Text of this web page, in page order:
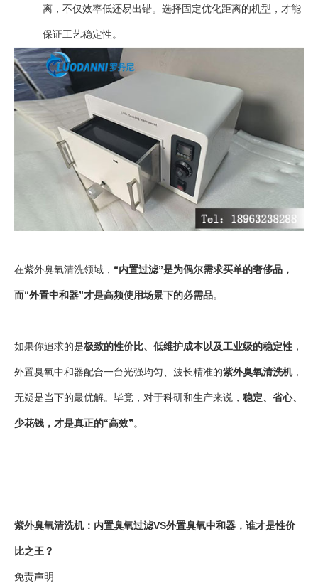
离，不仅效率低还易出错。选择固定优化距离的机型，才能
保证工艺稳定性。
在紫外臭氧清洗领域， “内置过滤”是为偶尔需求买单的奢侈品，
而“外置中和器”才是高频使用场景下的必需品。
如果你追求的是极致的性价比、低维护成本以及工业级的稳定性 ，
外置臭氧中和器配合一台光强均匀、波长精准的紫外臭氧清洗机，
无疑是当下的最优解。毕竟，对于科研和生产来说， 稳定、省心、
少花钱，才是真正的“高效”。
紫外臭氧清洗机：内置臭氧过滤VS外置臭氧中和器，谁才是性价
比之王？
免责声明